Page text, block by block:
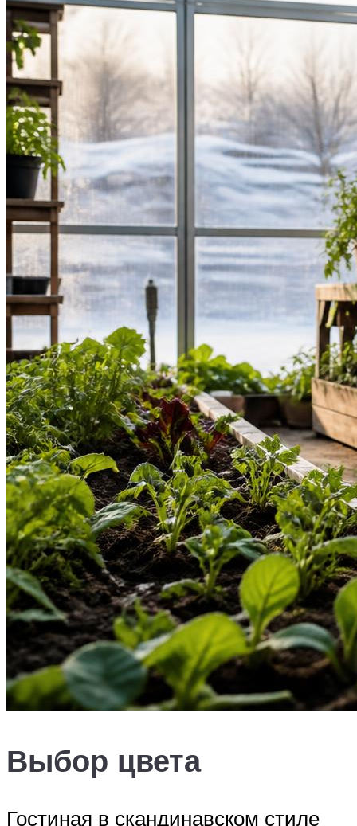
Выбор цвета
Гостиная в скандинавском стиле